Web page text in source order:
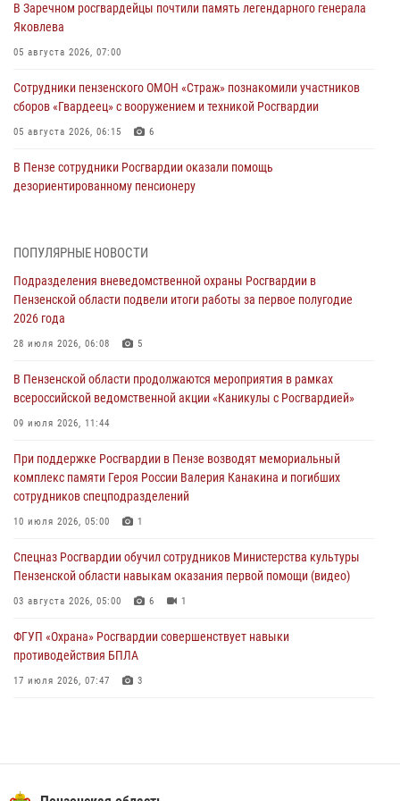
В Заречном росгвардейцы почтили память легендарного генерала
Яковлева
05 августа 2026, 07:00
Сотрудники пензенского ОМОН «Страж» познакомили участников
сборов «Гвардеец» с вооружением и техникой Росгвардии
05 августа 2026, 06:15 6
В Пензе сотрудники Росгвардии оказали помощь
дезориентированному пенсионеру
В Пензе при силовой поддержке Росгвардии пресечена
(видео)
В Управлении Росгвардии по Пензенской области подвели итоги
Росгвардия обеспечила безопасность праздничных мероприятий в
03 августа 2026, 07:14 1
В Пензе сотрудники Росгвардии задержали мужчину, который
криками и нецензурной бранью напугал жильцов многоквартирного
03 августа 2026, 05:59
ПОПУЛЯРНЫЕ НОВОСТИ
Подразделения вневедомственной охраны Росгвардии в
Пензенской области подвели итоги работы за первое полугодие
2026 года
28 июля 2026, 06:08 5
В Пензенской области продолжаются мероприятия в рамках
всероссийской ведомственной акции «Каникулы с Росгвардией»
09 июля 2026, 11:44
При поддержке Росгвардии в Пензе возводят мемориальный
комплекс памяти Героя России Валерия Канакина и погибших
сотрудников спецподразделений
10 июля 2026, 05:00 1
Спецназ Росгвардии обучил сотрудников Министерства культуры
Пензенской области навыкам оказания первой помощи (видео)
03 августа 2026, 05:00 6 1
ФГУП «Охрана» Росгвардии совершенствует навыки
противодействия БПЛА
17 июля 2026, 07:47 3
Пензенский спецназ Росгвардии готовит студентов к окружному